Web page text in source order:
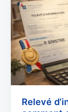
Relevé
:
comment
en
profiter
pour
négocier
?